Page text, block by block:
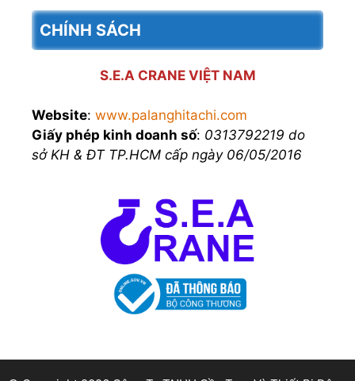
CHÍNH SÁCH
S.E.A CRANE VIỆT NAM
Website: www.palanghitachi.com
Giấy phép kinh doanh số: 0313792219 do
sở KH & ĐT TP.HCM cấp ngày 06/05/2016